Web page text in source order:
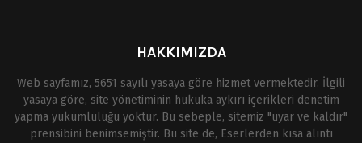
HAKKIMIZDA
Web sayfamız, 5651 sayılı yasaya göre hizmet vermektedir. İlgili
yasaya göre, site yönetiminin hukuka aykırı içerikleri denetim
yapma yükümlülüğü yoktur. Bu sebeple, sitemiz "uyar ve kaldır"
prensibini benimsemiştir. Bu site de, Eserlerden kısa alıntı